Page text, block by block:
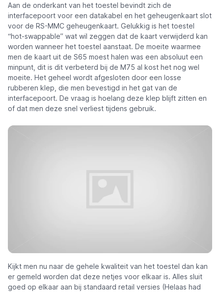
Aan de onderkant van het toestel bevindt zich de
interfacepoort voor een datakabel en het geheugenkaart slot
voor de RS-MMC geheugenkaart. Gelukkig is het toestel
“hot-swappable” wat wil zeggen dat de kaart verwijderd kan
worden wanneer het toestel aanstaat. De moeite waarmee
men de kaart uit de S65 moest halen was een absoluut een
minpunt, dit is dit verbeterd bij de M75 al kost het nog wel
moeite. Het geheel wordt afgesloten door een losse
rubberen klep, die men bevestigd in het gat van de
interfacepoort. De vraag is hoelang deze klep blijft zitten en
of dat men deze snel verliest tijdens gebruik.
Kijkt men nu naar de gehele kwaliteit van het toestel dan kan
er gemeld worden dat deze netjes voor elkaar is. Alles sluit
goed op elkaar aan bij standaard retail versies (Helaas had